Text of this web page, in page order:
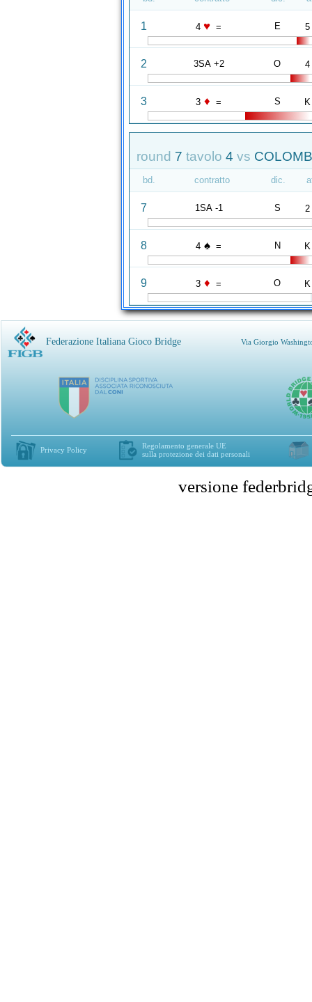
1 4 ♥ = E 5
2 3SA +2 O 4
3 3 ♦ = S K
round 7 tavolo 4 vs
bd. contratto dic.
7 1SA -1 S 2
8 4 ♠ = N K
9 3 ♦ = O K
Federazione Italiana Gioco Bridge Via Giorgio
Privacy Policy
Regolamento generale UE
sulla protezione dei dati personali
versione